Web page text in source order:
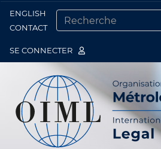
ENGLISH
CONTACT
SE CONNECTER